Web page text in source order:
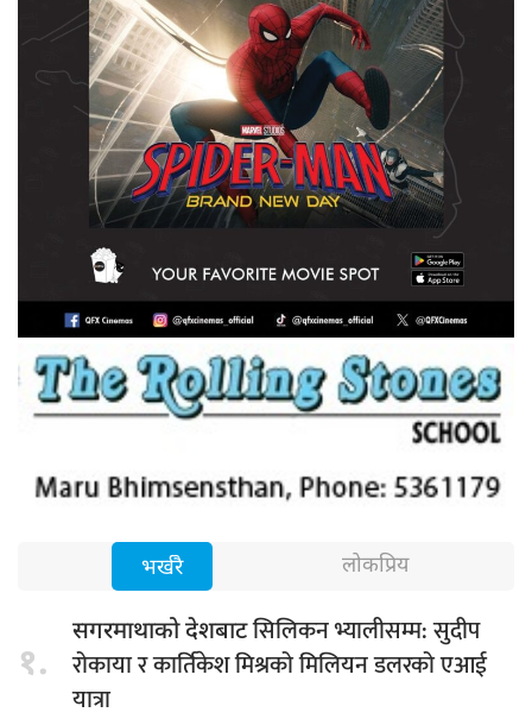
भर्खरै लोकप्रिय
१.
सगरमाथाको देशबाटसिलिकन भ्यालीसम्म: सुदीप
रोकाया र कार्तिकेश मिश्रको मिलियन डलरको एआई
यात्रा